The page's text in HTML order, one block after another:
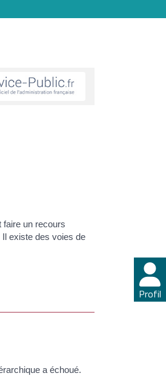
Profil
faire un recours
existe des voies de
a échoué.